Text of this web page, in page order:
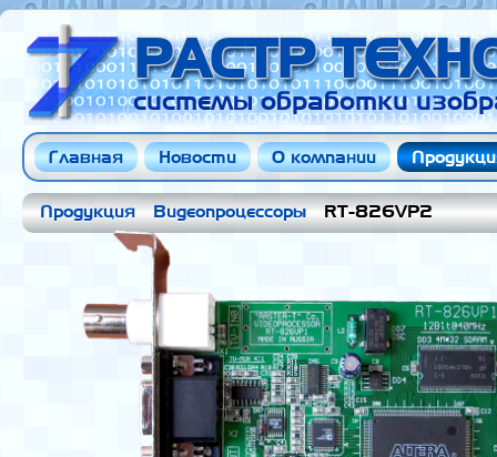
РАСТР
системы обработки
Главная Новости О компании
Продукция Видеопроцессоры RT-826VP2